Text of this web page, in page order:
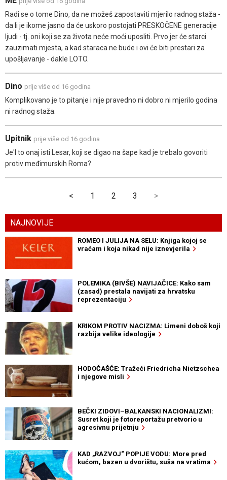
Radi se o tome Dino, da ne možeš zapostaviti mjerilo radnog staža -
da li je ikome jasno da će uskoro postojati PRESKOČENE generacije
ljudi - tj. oni koji se za života neće moći uposliti. Prvo jer će starci
zauzimati mjesta, a kad staraca ne bude i ovi će biti prestari za
upošljavanje - dakle LOTO.
Dino prije više od 16 godina
Komplikovano je to pitanje i nije pravedno ni dobro ni mjerilo godina
ni radnog staža.
Upitnik prije više od 16 godina
Je'l to onaj isti Lesar, koji se digao na šape kad je trebalo govoriti
protiv međimurskih Roma?
< 1 2 3 >
NAJNOVIJE
ROMEO I JULIJA NA SELU: Knjiga kojoj se
vraćam i koja nikad nije iznevjerila
POLEMIKA (BIVŠE) NAVIJAČICE: Kako sam
(zasad) prestala navijati za hrvatsku
reprezentaciju
KRIKOM PROTIV NACIZMA: Limeni doboš koji
razbija velike ideologije
HODOČAŠĆE: Tražeći Friedricha Nietzschea
i njegove misli
BEČKI ZIDOVI–BALKANSKI NACIONALIZMI:
Susret koji je fotoreportažu pretvorio u
agresivnu prijetnju
KAD „RAZVOJ“ POPIJE VODU: More pred
kućom, bazen u dvorištu, suša na vratima